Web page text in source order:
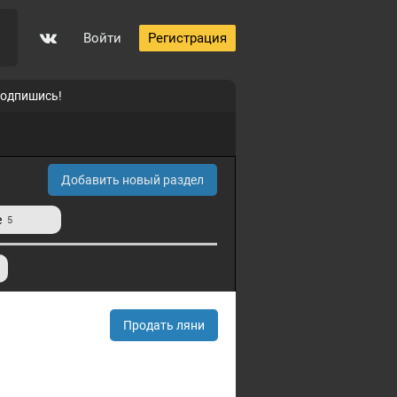
Войти Регистрация
Добавить новый раздел
5
Продать ляни